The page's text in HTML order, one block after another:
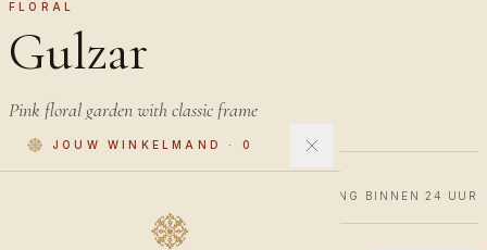
JOUW WINKELMAND · 0
FLORAL
Gulzar
Pink floral garden with classic frame
VERZENDING BINNEN 24 UUR